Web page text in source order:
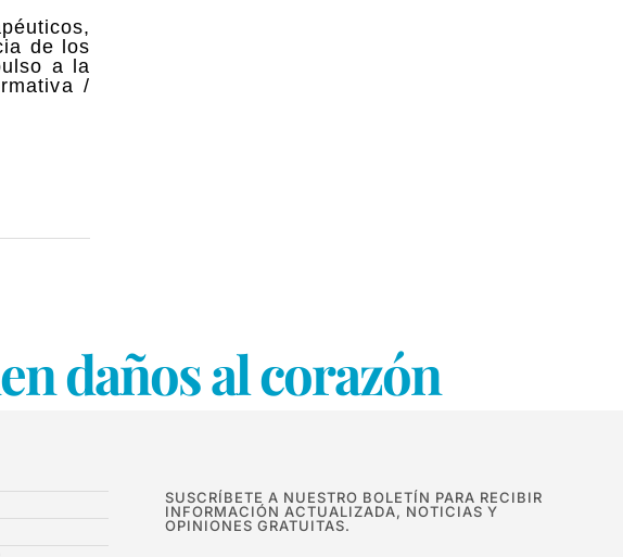
de los
a la
/
daños al corazón
SUSCRÍBETE A NUESTRO BOLETÍN PARA RECIBIR
INFORMACIÓN ACTUALIZADA, NOTICIAS Y
OPINIONES GRATUITAS.